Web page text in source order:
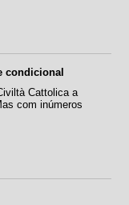
condicional
Cattolica a
com inúmeros